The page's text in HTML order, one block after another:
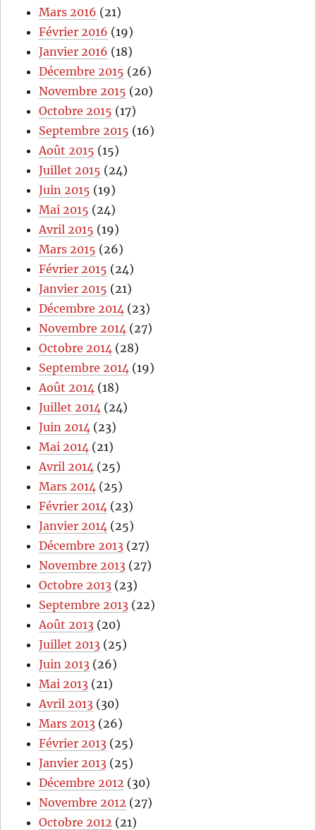
Mars 2016 (21)
Février 2016 (19)
Janvier 2016 (18)
Décembre 2015 (26)
Novembre 2015 (20)
Octobre 2015 (17)
Septembre 2015 (16)
Août 2015 (15)
Juillet 2015 (24)
Juin 2015 (19)
Mai 2015 (24)
Avril 2015 (19)
Mars 2015 (26)
Février 2015 (24)
Janvier 2015 (21)
Décembre 2014 (23)
Novembre 2014 (27)
Octobre 2014 (28)
Septembre 2014 (19)
Août 2014 (18)
Juillet 2014 (24)
Juin 2014 (23)
Mai 2014 (21)
Avril 2014 (25)
Mars 2014 (25)
Février 2014 (23)
Janvier 2014 (25)
Décembre 2013 (27)
Novembre 2013 (27)
Octobre 2013 (23)
Septembre 2013 (22)
Août 2013 (20)
Juillet 2013 (25)
Juin 2013 (26)
Mai 2013 (21)
Avril 2013 (30)
Mars 2013 (26)
Février 2013 (25)
Janvier 2013 (25)
Décembre 2012 (30)
Novembre 2012 (27)
Octobre 2012 (21)